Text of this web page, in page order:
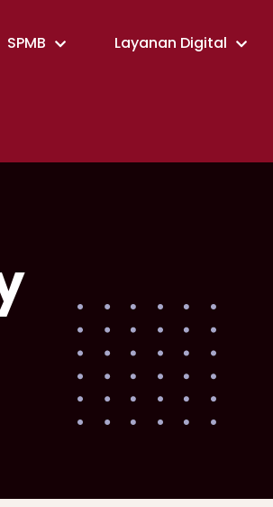
SPMB
Layanan Digital